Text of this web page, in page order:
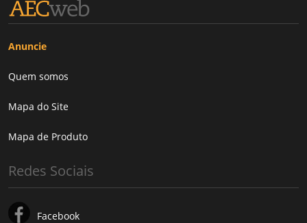
Anuncie
Quem somos
Mapa do Site
Mapa de Produto
Redes Sociais
Facebook